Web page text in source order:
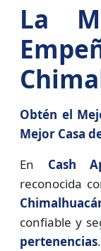
La
Obtén el
Mejor Casa
En Cash
reconocida
confiable y
pertenencias